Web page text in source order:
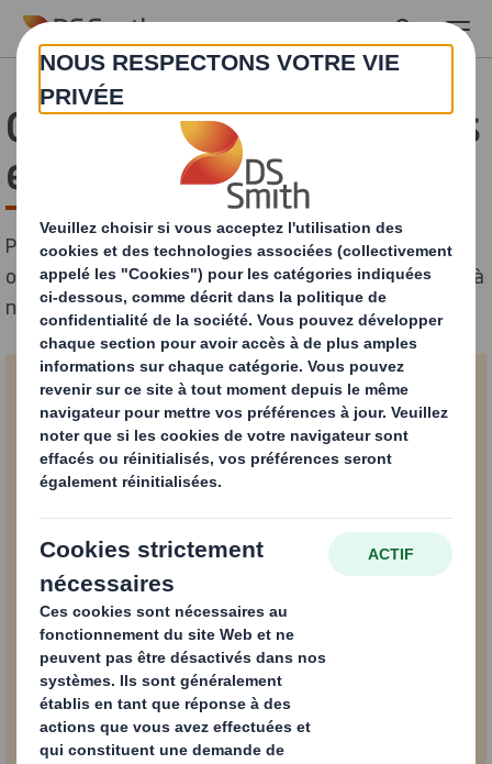
Skip to main content
Contactez-nous - Produits
en carton et en papier
Pour obtenir des informations sur nos produits, nos
offres ou nos spécifications techniques, n'hésitez pas à
nous contacter.
Formulaire de contact
*= champs requis
Nom complet
Email